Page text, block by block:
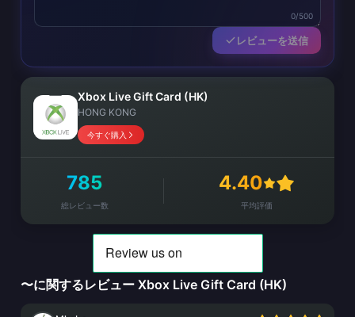
0/500
レビューを送信
Xbox Live Gift Card (HK)
HONG KONG
今すぐ購入
785
総レビュー数
4.40
平均評価
〜に関するレビュー Xbox Live Gift Card (HK)